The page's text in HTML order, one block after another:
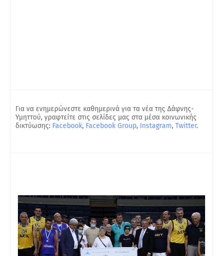
Για να ενημερώνεστε καθημερινά για τα νέα της Δάφνης-
Υμηττού, γραφτείτε στις σελίδες μας στα μέσα κοινωνικής
δικτύωσης: Facebook, Facebook Group, Instagram, Twitter.